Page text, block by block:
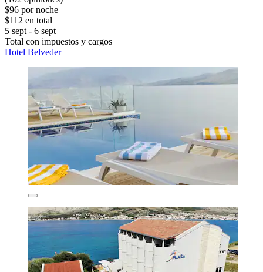
$96 por noche
$112 en total
5 sept - 6 sept
Total con impuestos y cargos
Hotel Belveder